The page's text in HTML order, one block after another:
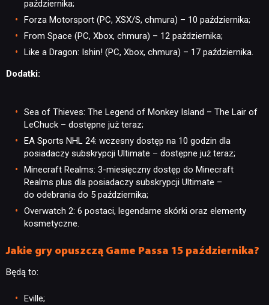
NEWSY
PUBLICYSTYKA
KULTURA
RETRO
TECHNOLOGIE
października;
Forza Motorsport (PC, XSX/S, chmura) – 10 października;
From Space (PC, Xbox, chmura) – 12 października;
Like a Dragon: Ishin! (PC, Xbox, chmura) – 17 października.
Dodatki:
Sea of Thieves: The Legend of Monkey Island – The Lair of
LeChuck – dostępne już teraz;
EA Sports NHL 24: wczesny dostęp na 10 godzin dla
posiadaczy subskrypcji Ultimate – dostępne już teraz;
Minecraft Realms: 3-miesięczny dostęp do Minecraft
Realms plus dla posiadaczy subskrypcji Ultimate –
do odebrania do 5 października;
Overwatch 2: 6 postaci, legendarne skórki oraz elementy
kosmetyczne.
Jakie gry opuszczą Game Passa 15 października?
Będą to:
Eville;